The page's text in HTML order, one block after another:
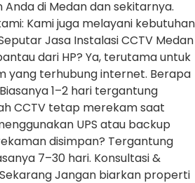
di Medan dan sekitarnya.
Kami juga melayani kebutuhan
Jasa Instalasi CCTV Medan
dari HP? Ya, terutama untuk
yang terhubung internet. Berapa
1–2 hari tergantung
CCTV tetap merekam saat
UPS atau backup
disimpan? Tergantung
7–30 hari. Konsultasi &
Jangan biarkan properti